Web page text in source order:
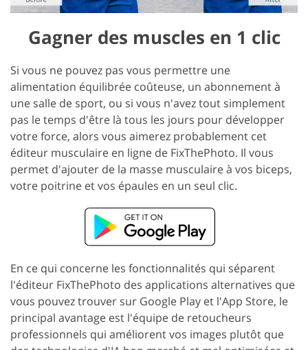
Gagner des muscles en 1 clic
Si vous ne pouvez pas vous permettre une
alimentation équilibrée coûteuse, un abonnement à
une salle de sport, ou si vous n'avez tout simplement
pas le temps d'être là tous les jours pour développer
votre force, alors vous aimerez probablement cet
éditeur musculaire en ligne de FixThePhoto. Il vous
permet d'ajouter de la masse musculaire à vos biceps,
votre poitrine et vos épaules en un seul clic.
En ce qui concerne les fonctionnalités qui séparent
l'éditeur FixThePhoto des applications alternatives que
vous pouvez trouver sur Google Play et l'App Store, le
principal avantage est l'équipe de retoucheurs
professionnels qui améliorent vos images plutôt que